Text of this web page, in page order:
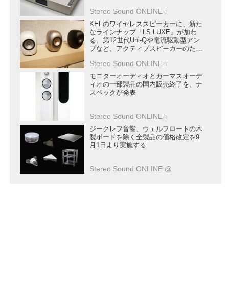
Stereo Sound ONLINE-i
KEFのワイヤレススピーカーに、新た
なラインナップ「LS LUXE」が加わ
る。第12世代Uni-Qや電流駆動型アン
プなど、アクティブスピーカーのため
Stereo Sound ONLINE-i
モニターオーディオとカーマスオーデ
ィオの一部製品の国内販売終了を、ナ
スペックが発表
Stereo Sound ONLINE-i
ジークレフ音響、ウェルフロートの木
製ボードを除く全製品の価格改定を9
月1日より実施する
Stereo Sound ONLINE @